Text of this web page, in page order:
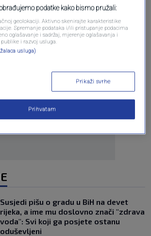
Oglas
Susjedi pišu o gradu u BiH na devet
rijeka, a ime mu doslovno znači "zdrava
voda": Svi koji ga posjete ostanu
oduševljeni
podatke kako bismo pružali:
geolokaciji. Aktivno skenirajte karakteristike
Spremanje podataka i/ili pristupanje podacima
oglašavanje i sadržaj, mjerenje oglašavanja i
i razvoj usluga.
usluga)
Prikaži svrhe
Prihvatam